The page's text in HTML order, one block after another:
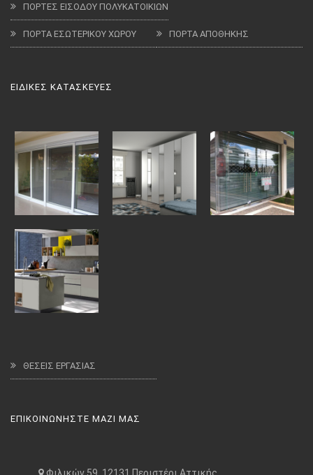
ΠΟΡΤΕΣ ΕΙΣΟΔΟΥ ΠΟΛΥΚΑΤΟΙΚΙΩΝ
ΠΟΡΤΑ ΕΣΩΤΕΡΙΚΟΥ ΧΩΡΟΥ ΠΟΡΤΑ ΑΠΟΘΗΚΗΣ
ΕΙΔΙΚΕΣ ΚΑΤΑΣΚΕΥΕΣ
ΘΕΣΕΙΣ ΕΡΓΑΣΙΑΣ
ΕΠΙΚΟΙΝΩΝΗΣΤΕ ΜΑΖΙ ΜΑΣ
Φιλικών 59, 12131 Περιστέρι Αττικής